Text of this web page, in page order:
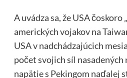
A uvádza sa, že USA čoskoro
amerických vojakov na
USA v nadchádzajúcich
počet svojich síl nasadených
napätie s Pekingom naďalej